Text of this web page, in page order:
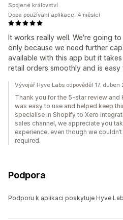
It works really well. We're going
only because we need further
available with this app but it
retail orders smoothly and is easy
Spojené království
Doba používání aplikace: 4 měsíci
Vývojář Hyve Labs odpověděl 17. duben
Thank you for the 5-star review and
was easy to use and helped keep
specialise in Shopify to Xero
sales channel, we appreciate you
experience, even though we
required.
Podpora
Podporu k aplikaci poskytuje Hyve